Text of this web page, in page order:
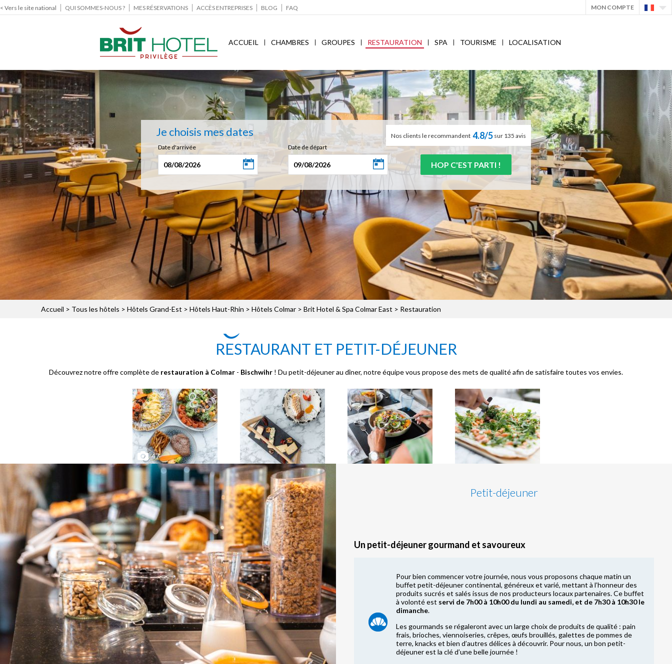
< Vers le site national QUI SOMMES-NOUS ? MES RÉSERVATIONS ACCÈS ENTREPRISES BLOG FAQ MON COMPTE
ACCUEIL CHAMBRES GROUPES RESTAURATION SPA TOURISME LOCALISATION
Je choisis mes dates Nos clients le recommandent 4.8/5 sur 135 avis
Date d'arrivée
Date de départ
Accueil > Tous les hôtels > Hôtels Grand-Est > Hôtels Haut-Rhin > Hôtels Colmar > Brit Hotel & Spa Colmar East > Restauration
RESTAURANT ET PETIT-DÉJEUNER
Découvrez notre offre complète de restauration à Colmar - Bischwihr ! Du petit-déjeuner au dîner, notre équipe vous propose des mets de qualité afin de satisfaire toutes vos envies.
Petit-déjeuner
Un petit-déjeuner gourmand et savoureux
Pour bien commencer votre journée, nous vous proposons chaque matin un
buffet petit-déjeuner continental, généreux et varié, mettant à l’honneur des
produits sucrés et salés issus de nos producteurs locaux partenaires. Ce buffet
à volonté est servi de 7h00 à 10h00 du lundi au samedi, et de 7h30 à 10h30 le
dimanche.
Les gourmands se régaleront avec un large choix de produits de qualité : pain
frais, brioches, viennoiseries, crêpes, œufs brouillés, galettes de pommes de
terre, knacks et bien d’autres délices à découvrir. Pour nous, un bon petit-
déjeuner est la clé d’une belle journée !